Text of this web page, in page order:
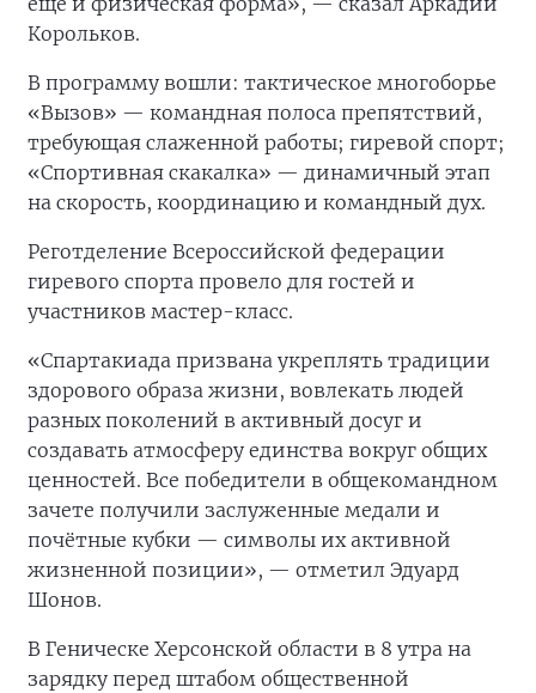
Корольков.
В программу вошли: тактическое многоборье
«Вызов» — командная полоса препятствий,
требующая слаженной работы; гиревой спорт;
«Спортивная скакалка» — динамичный этап
на скорость, координацию и командный дух.
Реготделение Всероссийской федерации
гиревого спорта провело для гостей и
участников мастер-класс.
«Спартакиада призвана укреплять традиции
здорового образа жизни, вовлекать людей
разных поколений в активный досуг и
создавать атмосферу единства вокруг общих
ценностей. Все победители в общекомандном
зачете получили заслуженные медали и
почётные кубки — символы их активной
жизненной позиции», — отметил Эдуард
Шонов.
В Геническе Херсонской области в 8 утра на
зарядку перед штабом общественной